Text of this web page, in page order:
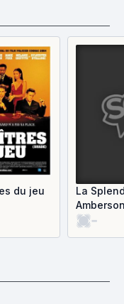
du jeu
La
-